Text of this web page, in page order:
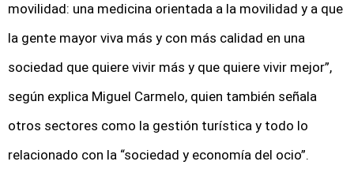
movilidad: una medicina orientada a la movilidad y a que
la gente mayor viva más y con más calidad en una
sociedad que quiere vivir más y que quiere vivir mejor”,
según explica Miguel Carmelo, quien también señala
otros sectores como la gestión turística y todo lo
relacionado con la “sociedad y economía del ocio”.